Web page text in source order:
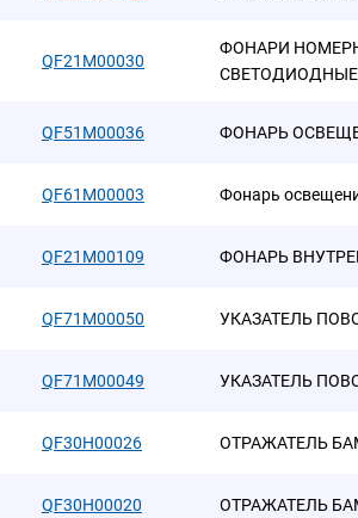
QF21M00030
ФОНАРИ
QF51M00036 ФОНАРЬ
QF61M00003 Фонарь
QF21M00109 ФОНАРЬ
QF71M00050 УКАЗАТЕЛЬ
QF71M00049 УКАЗАТЕЛЬ
QF30H00026 ОТРАЖАТЕЛЬ
QF30H00020 ОТРАЖАТЕЛЬ